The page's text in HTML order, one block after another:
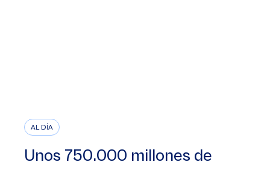
AL DÍA
Unos 750.000 millones de